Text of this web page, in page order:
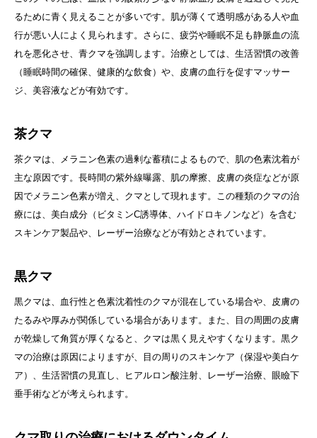
るために青く見えることが多いです。肌が薄くて透明感がある人や血
行が悪い人によく見られます。さらに、疲労や睡眠不足も静脈血の流
れを悪化させ、青クマを強調します。治療としては、生活習慣の改善
（睡眠時間の確保、健康的な飲食）や、皮膚の血行を促すマッサー
ジ、美容液などが有効です。
茶クマ
茶クマは、メラニン色素の過剰な蓄積によるもので、肌の色素沈着が
主な原因です。長時間の紫外線曝露、肌の摩擦、皮膚の炎症などが原
因でメラニン色素が増え、クマとして現れます。この種類のクマの治
療には、美白成分（ビタミンC誘導体、ハイドロキノンなど）を含む
スキンケア製品や、レーザー治療などが有効とされています。
黒クマ
黒クマは、血行性と色素沈着性のクマが混在している場合や、皮膚の
たるみや厚みが関係している場合があります。また、目の周囲の皮膚
が乾燥して角質が厚くなると、クマは黒く見えやすくなります。黒ク
マの治療は原因によりますが、目の周りのスキンケア（保湿や美白ケ
ア）、生活習慣の見直し、ヒアルロン酸注射、レーザー治療、眼瞼下
垂手術などが考えられます。